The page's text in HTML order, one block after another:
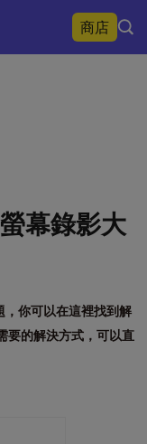
商店
幕錄影大
，你可以在這裡找到解
要的解決方式，可以直